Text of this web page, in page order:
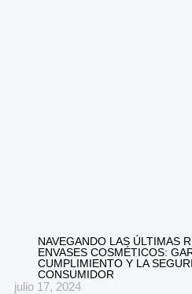
NAVEGANDO LAS ÚLTIMAS
ENVASES COSMÉTICOS:
CUMPLIMIENTO Y LA
CONSUMIDOR
julio 17, 2024